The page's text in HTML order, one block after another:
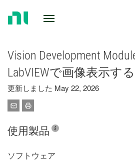
Vision Development
LabVIEWで画像表示す
更新しました May 22, 2026
使用製品
ソフトウェア